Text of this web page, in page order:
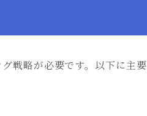
戦略が必要です。以下に主要